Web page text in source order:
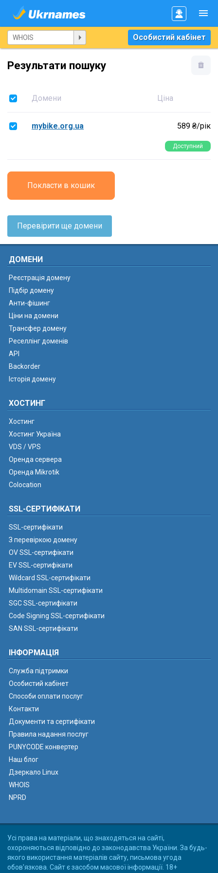
Особистий кабінет
Результати пошуку
Домени Ціна
mybike.org.ua 589 ₴/рік
Доступний
Покласти в кошик
Перевірити ще домени
ДОМЕНИ
Реєстрація домену
Підбір домену
Анти-фішинг
Ціни на домени
Трансфер домену
Реселлінг доменів
API
Backorder
Історія домену
ХОСТИНГ
Хостинг
Хостинг Україна
VDS / VPS
Оренда сервера
Оренда Mikrotik
Colocation
SSL-СЕРТИФІКАТИ
SSL-сертифікати
З перевіркою домену
OV SSL-сертифікати
EV SSL-сертифікати
Wildcard SSL-сертифікати
Multidomain SSL-сертифікати
SGC SSL-сертифікати
Code Signing SSL-сертифікати
SAN SSL-сертифікати
ІНФОРМАЦІЯ
Служба підтримки
Особистий кабінет
Способи оплати послуг
Контакти
Документи та сертифікати
Правила надання послуг
PUNYCODE конвертер
Наш блог
Дзеркало Linux
WHOIS
NPRD
Усі права на матеріали, що знаходяться на сайті,
охороняються відповідно до законодавства України. За будь-
якого використання матеріалів сайту, письмова угода
обов'язкова. Сайт є засобом масової інформації. 18+